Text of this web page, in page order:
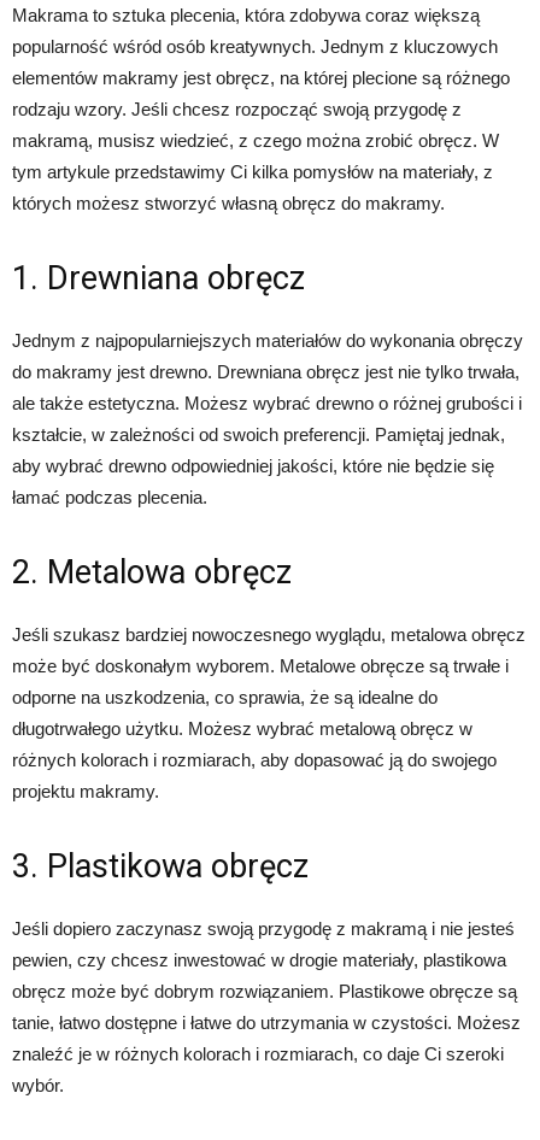
Makrama to sztuka plecenia, która zdobywa coraz większą
popularność wśród osób kreatywnych. Jednym z kluczowych
elementów makramy jest obręcz, na której plecione są różnego
rodzaju wzory. Jeśli chcesz rozpocząć swoją przygodę z
makramą, musisz wiedzieć, z czego można zrobić obręcz. W
tym artykule przedstawimy Ci kilka pomysłów na materiały, z
których możesz stworzyć własną obręcz do makramy.
1. Drewniana obręcz
Jednym z najpopularniejszych materiałów do wykonania obręczy
do makramy jest drewno. Drewniana obręcz jest nie tylko trwała,
ale także estetyczna. Możesz wybrać drewno o różnej grubości i
kształcie, w zależności od swoich preferencji. Pamiętaj jednak,
aby wybrać drewno odpowiedniej jakości, które nie będzie się
łamać podczas plecenia.
2. Metalowa obręcz
Jeśli szukasz bardziej nowoczesnego wyglądu, metalowa obręcz
może być doskonałym wyborem. Metalowe obręcze są trwałe i
odporne na uszkodzenia, co sprawia, że są idealne do
długotrwałego użytku. Możesz wybrać metalową obręcz w
różnych kolorach i rozmiarach, aby dopasować ją do swojego
projektu makramy.
3. Plastikowa obręcz
Jeśli dopiero zaczynasz swoją przygodę z makramą i nie jesteś
pewien, czy chcesz inwestować w drogie materiały, plastikowa
obręcz może być dobrym rozwiązaniem. Plastikowe obręcze są
tanie, łatwo dostępne i łatwe do utrzymania w czystości. Możesz
znaleźć je w różnych kolorach i rozmiarach, co daje Ci szeroki
wybór.